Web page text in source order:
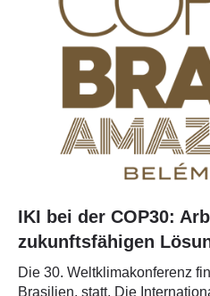
IKI bei der COP30:
zukunftsfähigen
Die 30. Weltklimakonferenz
Brasilien, statt. Die